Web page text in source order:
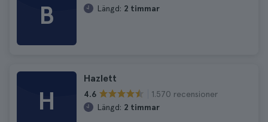
B Längd: 2 timmar
H
Hazlett
4.6
1.570 recensioner
Längd: 2 timmar